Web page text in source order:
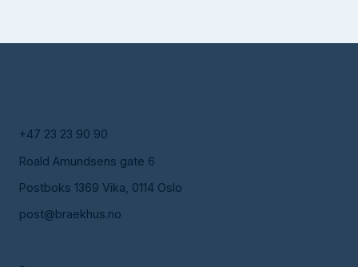
+47 23 23 90 90
Roald Amundsens gate 6
Postboks 1369 Vika, 0114 Oslo
post@braekhus.no